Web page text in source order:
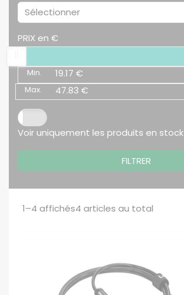
Sélectionner
PRIX en €
Min. 19.17 €
Max. 47.83 €
Voir uniquement les produits en stock
FILTRER
1–4 affichés4 articles au total